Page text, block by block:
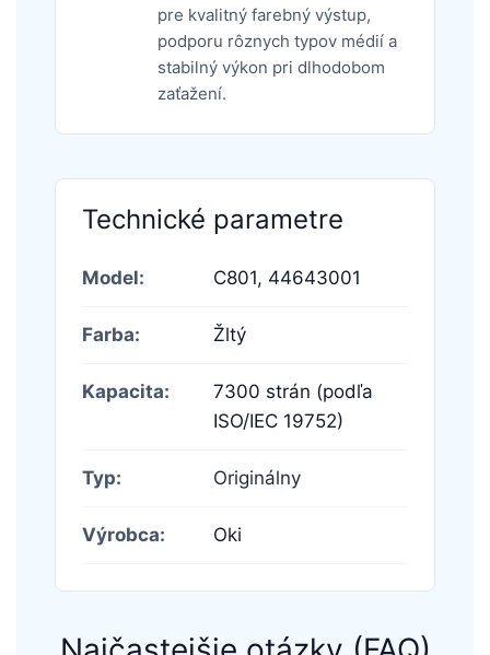
pre kvalitný farebný výstup,
podporu rôznych typov médií a
stabilný výkon pri dlhodobom
zaťažení.
Technické parametre
Model: C801, 44643001
Farba: Žltý
Kapacita:
7300 strán (podľa
ISO/IEC 19752)
Typ: Originálny
Výrobca: Oki